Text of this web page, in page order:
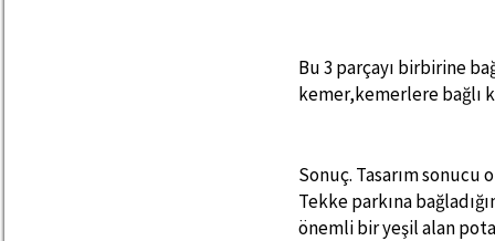
Bu 3 parçayı birbirine
kemer,kemerlere bağlı
Sonuç. Tasarım sonucu
Tekke parkına
önemli bir yeşil alan